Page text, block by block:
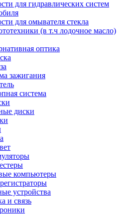
для гидравлических систем
для омывателя стекла
(в т.ч лодочное масло)
оптика
зажигания
система
диски
компьютеры
устройства
и связь